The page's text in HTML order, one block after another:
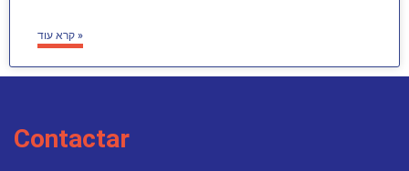
קרא עוד »
Contactar